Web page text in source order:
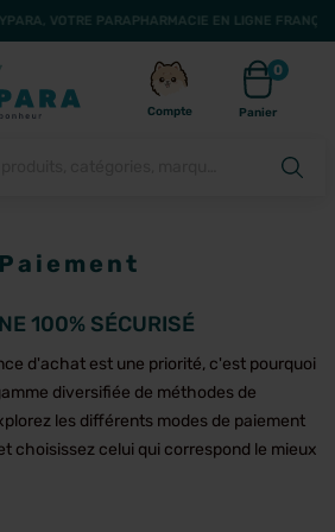
VOTRE PARAPHARMACIE EN LIGNE FRANÇAISE
Compte
0
Panier
FILTRER
Paiement
100% SÉCURISÉ
d'achat est une priorité, c'est pourquoi
diversifiée de méthodes de
les différents modes de paiement
choisissez celui qui correspond le mieux